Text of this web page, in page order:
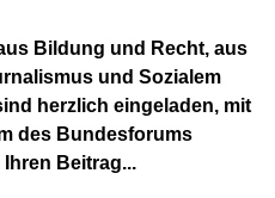
Bildung und Recht, aus
und Sozialem
herzlich eingeladen, mit
des Bundesforums
Beitrag...